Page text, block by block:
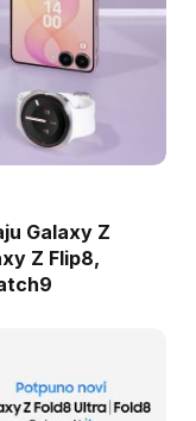
Galaxy Z
Z Flip8,